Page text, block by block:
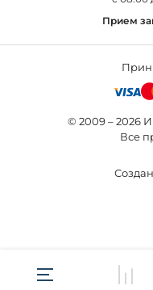
Прием
© 2009 – 2026
Все